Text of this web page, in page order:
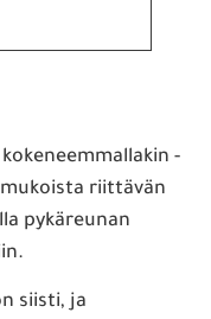
-
riittävän
pykäreunan
siisti, ja